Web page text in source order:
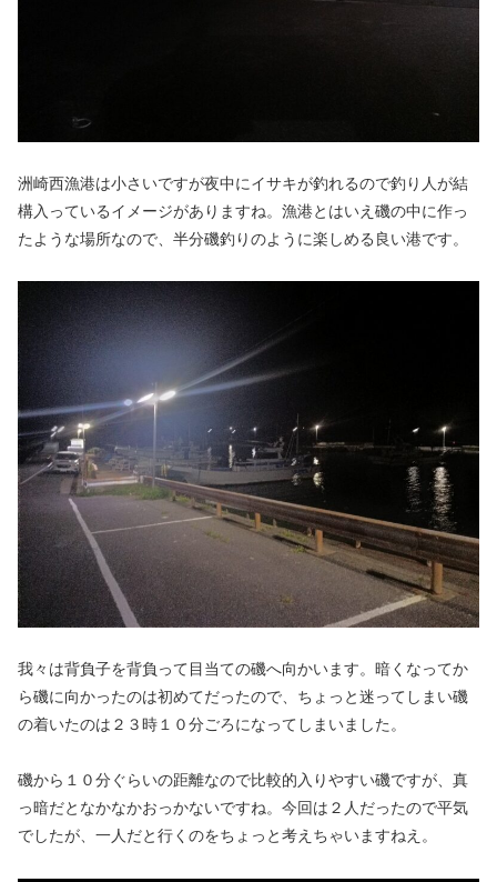
洲崎西漁港は小さいですが夜中にイサキが釣れるので釣り人が結
構入っているイメージがありますね。漁港とはいえ磯の中に作っ
たような場所なので、半分磯釣りのように楽しめる良い港です。
我々は背負子を背負って目当ての磯へ向かいます。暗くなってか
ら磯に向かったのは初めてだったので、ちょっと迷ってしまい磯
の着いたのは２３時１０分ごろになってしまいました。
磯から１０分ぐらいの距離なので比較的入りやすい磯ですが、真
っ暗だとなかなかおっかないですね。今回は２人だったので平気
でしたが、一人だと行くのをちょっと考えちゃいますねえ。